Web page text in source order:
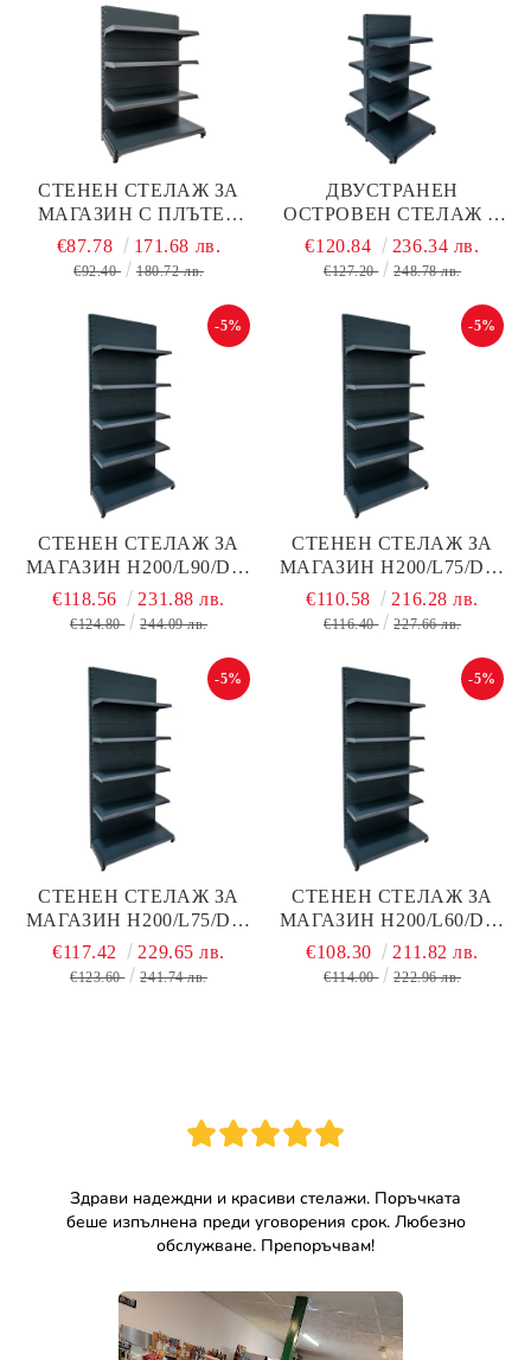
СТЕНЕН СТЕЛАЖ ЗА
МАГАЗИН С ПЛЪТЕН
ГРЪБ Н130/L60/D40 СМ +
3 РАФТА, ТЪМНО СИВ
€87.78 171.68 лв.
€92.40 180.72 лв.
ДВУСТРАНЕН
ОСТРОВЕН СТЕЛАЖ С
ПЛЪТЕН ГРЪБ Н1300 ММ
ТЪМНО СИВ МАТ
€120.84 236.34 лв.
€127.20 248.78 лв.
СТЕНЕН СТЕЛАЖ ЗА
МАГАЗИН Н200/L90/D40
СМ + 4 РАФТА ПО D30
СМ С ПЛЪТЕН ГРЪБ,
-5%
€118.56 231.88 лв.
€124.80 244.09 лв.
СТЕНЕН СТЕЛАЖ ЗА
МАГАЗИН Н200/L75/D40
СМ + 4 РАФТА ПО D30
СМ С ПЛЪТЕН ГРЪБ,
МЕТАЛЕН
-5%
€110.58 216.28 лв.
€116.40 227.66 лв.
СТЕНЕН СТЕЛАЖ ЗА
МАГАЗИН Н200/L75/D40
СМ + 4 РАФТА ПО D40
СМ С ПЛЪТЕН ГРЪБ,
-5%
€117.42 229.65 лв.
€123.60 241.74 лв.
СТЕНЕН СТЕЛАЖ ЗА
МАГАЗИН Н200/L60/D40
СМ + 4 РАФТА ПО D40 С
ПЛЪТЕН ГРЪБ, ТЪМНО
-5%
€108.30 211.82 лв.
€114.00 222.96 лв.